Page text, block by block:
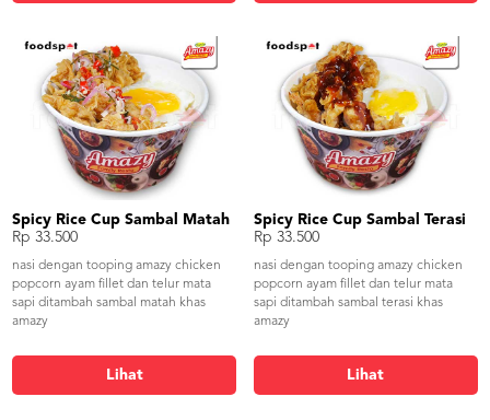
Spicy Rice Cup Sambal Matah
Rp 33.500
nasi dengan tooping amazy chicken
popcorn ayam fillet dan telur mata
sapi ditambah sambal matah khas
amazy
Lihat
Spicy Rice Cup Sambal Terasi
Rp 33.500
nasi dengan tooping amazy chicken
popcorn ayam fillet dan telur mata
sapi ditambah sambal terasi khas
amazy
Lihat